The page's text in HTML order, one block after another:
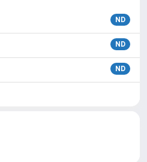
ND
ND
ND